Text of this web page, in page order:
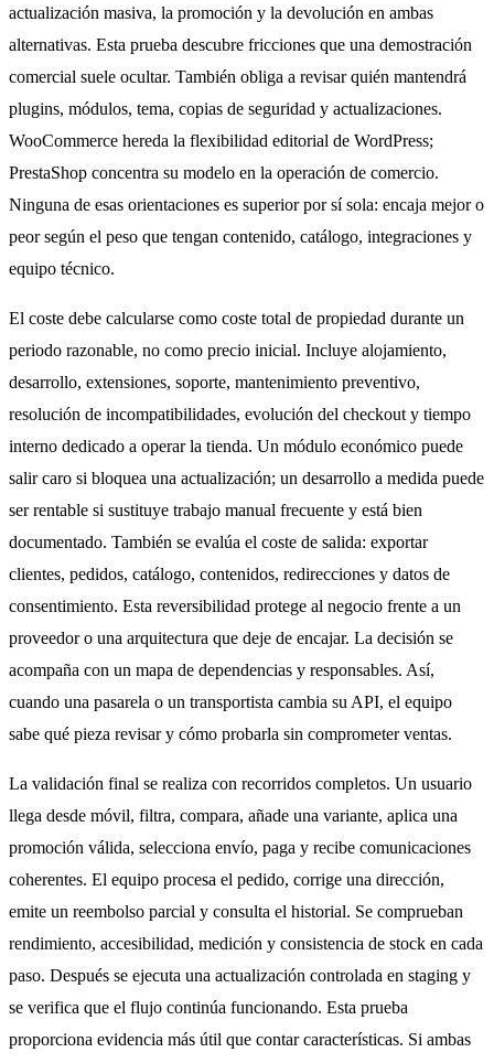
actualización masiva, la promoción y la devolución en ambas
alternativas. Esta prueba descubre fricciones que una demostración
comercial suele ocultar. También obliga a revisar quién mantendrá
plugins, módulos, tema, copias de seguridad y actualizaciones.
WooCommerce hereda la flexibilidad editorial de WordPress;
PrestaShop concentra su modelo en la operación de comercio.
Ninguna de esas orientaciones es superior por sí sola: encaja mejor o
peor según el peso que tengan contenido, catálogo, integraciones y
equipo técnico.
El coste debe calcularse como coste total de propiedad durante un
periodo razonable, no como precio inicial. Incluye alojamiento,
desarrollo, extensiones, soporte, mantenimiento preventivo,
resolución de incompatibilidades, evolución del checkout y tiempo
interno dedicado a operar la tienda. Un módulo económico puede
salir caro si bloquea una actualización; un desarrollo a medida puede
ser rentable si sustituye trabajo manual frecuente y está bien
documentado. También se evalúa el coste de salida: exportar
clientes, pedidos, catálogo, contenidos, redirecciones y datos de
consentimiento. Esta reversibilidad protege al negocio frente a un
proveedor o una arquitectura que deje de encajar. La decisión se
acompaña con un mapa de dependencias y responsables. Así,
cuando una pasarela o un transportista cambia su API, el equipo
sabe qué pieza revisar y cómo probarla sin comprometer ventas.
La validación final se realiza con recorridos completos. Un usuario
llega desde móvil, filtra, compara, añade una variante, aplica una
promoción válida, selecciona envío, paga y recibe comunicaciones
coherentes. El equipo procesa el pedido, corrige una dirección,
emite un reembolso parcial y consulta el historial. Se comprueban
rendimiento, accesibilidad, medición y consistencia de stock en cada
paso. Después se ejecuta una actualización controlada en staging y
se verifica que el flujo continúa funcionando. Esta prueba
proporciona evidencia más útil que contar características. Si ambas